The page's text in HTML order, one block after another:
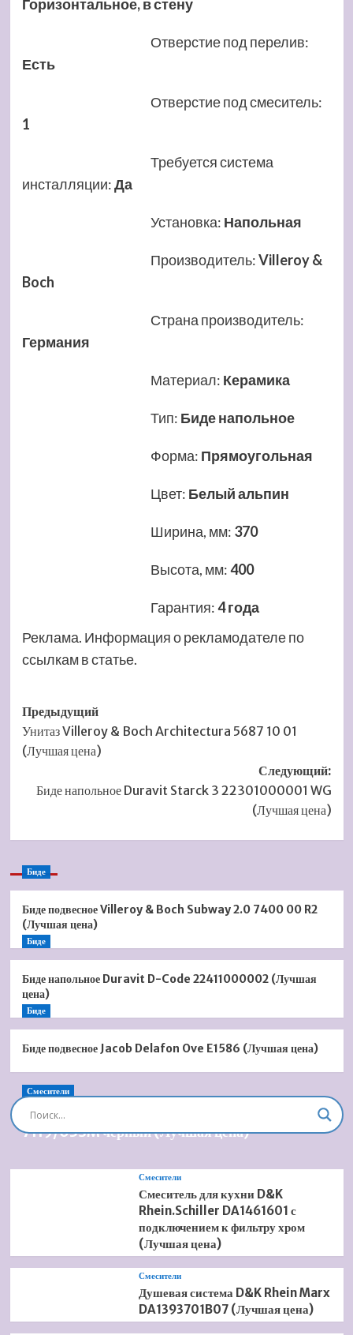
Горизонтальное, в стену
Отверстие под перелив:
Есть
Отверстие под смеситель:
1
Требуется система
инсталляции:Да
Установка: Напольная
Производитель:Villeroy &
Boch
Страна производитель:
Германия
Материал: Керамика
Тип: Биде напольное
Форма: Прямоугольная
Цвет: Белый альпин
Ширина, мм: 370
Высота, мм:400
Гарантия:4 года
Реклама. Информация о рекламодателе по
ссылкам в статье.
Навигация
записи
Предыдущий
Унитаз Villeroy & Boch Architectura 5687 10 01
(Лучшая цена)
Следующий:
Биде напольное Duravit Starck 3 22301000001 WG
(Лучшая цена)
Биде
Биде подвесное Villeroy & Boch Subway 2.0 7400 00 R2
(Лучшая цена)
Биде
Биде напольное Duravit D-Code 22411000002 (Лучшая
цена)
Биде
Биде подвесное Jacob Delafon Ove E1586 (Лучшая цена)
Смесители
Душевая система встроенная Timo Briana SX-
7119/03SM черный (Лучшая цена)
Смесители
Смеситель для кухни D&K
Rhein.Schiller DA1461601 с
подключением к фильтру хром
(Лучшая цена)
Смесители
Душевая система D&K Rhein Marx
DA1393701B07 (Лучшая цена)